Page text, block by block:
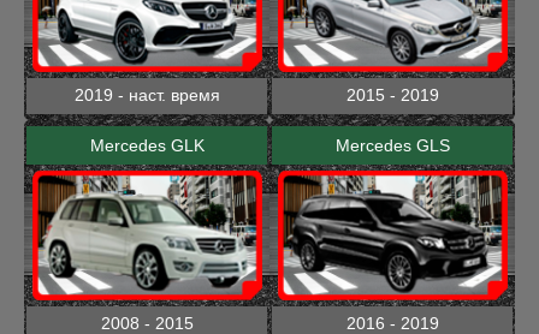
2019 - наст. время 2015 - 2019
Mercedes GLK
2008 - 2015
Mercedes GLS
2016 - 2019